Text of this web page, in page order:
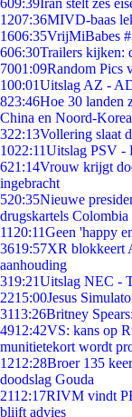
609:39Iran stelt zes
1207:36MIVD-baas
1606:35VrijMiBabes
606:30Trailers kijken:
7001:09Random Pics
100:01Uitslag AZ -
823:46Hoe 30 landen
China en Noord-Korea
322:13Vollering slaat
1022:11Uitslag PSV -
621:14Vrouw krijgt
ingebracht
520:35Nieuwe
drugskartels Colombia
11 20:11Geen 'happy
3619:57XR blokkeert
aanhouding
319:21Uitslag NEC -
2215:00Jesus
3113:26Britney
4912:42VS: kans op
munitietekort wordt
1212:28Broer 135
doodslag Gouda
2112:17RIVM vindt
blijft advies